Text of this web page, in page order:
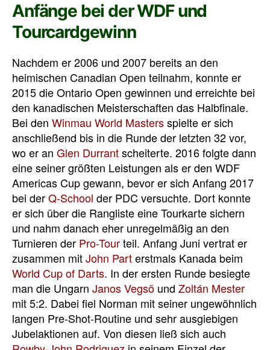
Anfänge bei der WDF und
Tourcardgewinn
Nachdem er 2006 und 2007 bereits an den
heimischen Canadian Open teilnahm, konnte er
2015 die Ontario Open gewinnen und erreichte bei
den kanadischen Meisterschaften das Halbfinale.
Bei den Winmau World Mastersspielte er sich
anschließend bis in die Runde der letzten 32 vor,
wo er an Glen Durrantscheiterte. 2016 folgte dann
eine seiner größten Leistungen als er den WDF
Americas Cup gewann, bevor er sich Anfang 2017
bei derQ-School der PDC versuchte. Dort konnte
er sich über die Rangliste eine Tourkarte sichern
und nahm danach eher unregelmäßig an den
Turnieren der Pro-Tourteil. Anfang Juni vertrat er
zusammen mitJohn Parterstmals Kanada beim
World Cup of Darts. In der ersten Runde besiegte
man die Ungarn Janos Vegsö und Zoltán Mester
mit 5:2. Dabei fiel Norman mit seiner ungewöhnlich
langen Pre-Shot-Routine und sehr ausgiebigen
Jubelaktionen auf. Von diesen ließ sich auch